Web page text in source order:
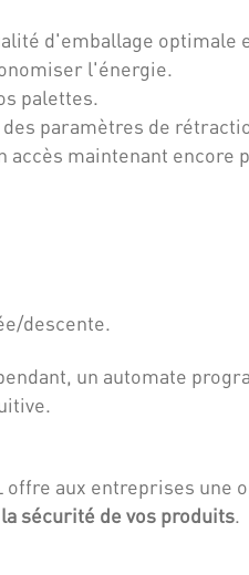
d'emballage optimale
l'énergie.
palettes.
paramètres de
maintenant encore
descente.
un automate
offre aux entreprises une
sécurité de vos produits.